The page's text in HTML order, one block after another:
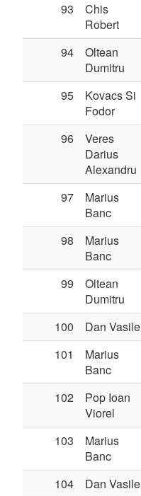
93
Chis
Robert
94
Oltean
Dumitru
95
Kovacs Si
Fodor
96
Veres
Darius
Alexandru
97
Marius
Banc
98
Marius
Banc
99
Oltean
Dumitru
100 Dan Vasile
101
Marius
Banc
102
Pop Ioan
Viorel
103
Marius
Banc
104 Dan Vasile